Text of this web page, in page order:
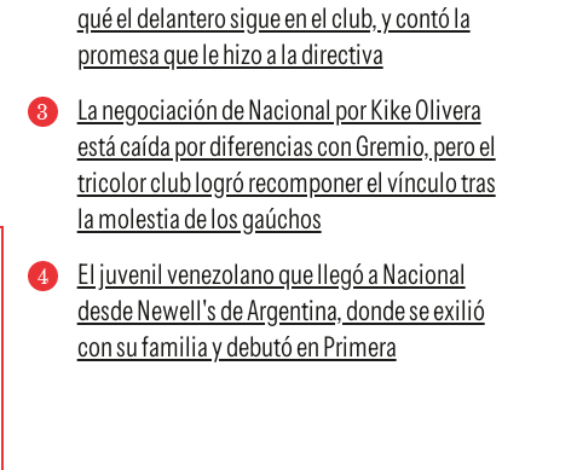
qué el delantero sigue en el club, y contó la
promesa que le hizo a la directiva
La negociación de Nacional por Kike Olivera
está caída por diferencias con Gremio, pero el
tricolor club logró recomponer el vínculo tras
la molestia de los gaúchos
El juvenil venezolano que llegó a Nacional
desde Newell's de Argentina, donde se exilió
con su familia y debutó en Primera